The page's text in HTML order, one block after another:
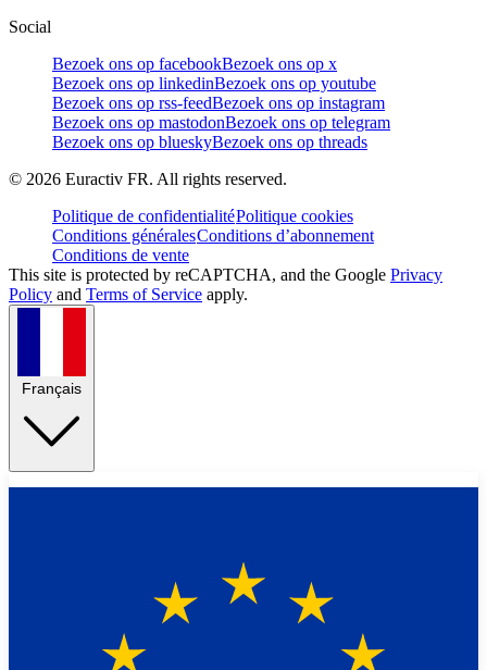
Social
Bezoek ons op facebookBezoek ons op x
Bezoek ons op linkedinBezoek ons op youtube
Bezoek ons op rss-feedBezoek ons op instagram
Bezoek ons op mastodonBezoek ons op telegram
Bezoek ons op blueskyBezoek ons op threads
© 2026 Euractiv FR. All rights reserved.
Politique de confidentialitéPolitique cookies
Conditions généralesConditions d’abonnement
Conditions de vente
This site is protected by reCAPTCHA, and the Google Privacy
Policy and Terms of Service apply.
Français